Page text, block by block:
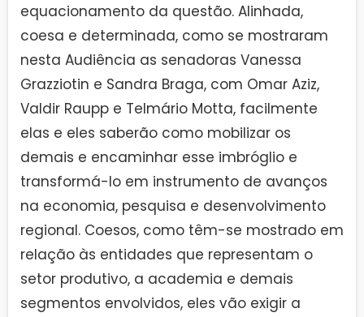
equacionamento da questão. Alinhada,
coesa e determinada, como se mostraram
nesta Audiência as senadoras Vanessa
Grazziotin e Sandra Braga, com Omar Aziz,
Valdir Raupp e Telmário Motta, facilmente
elas e eles saberão como mobilizar os
demais e encaminhar esse imbróglio e
transformá-lo em instrumento de avanços
na economia, pesquisa e desenvolvimento
regional. Coesos, como têm-se mostrado em
relação às entidades que representam o
setor produtivo, a academia e demais
segmentos envolvidos, eles vão exigir a